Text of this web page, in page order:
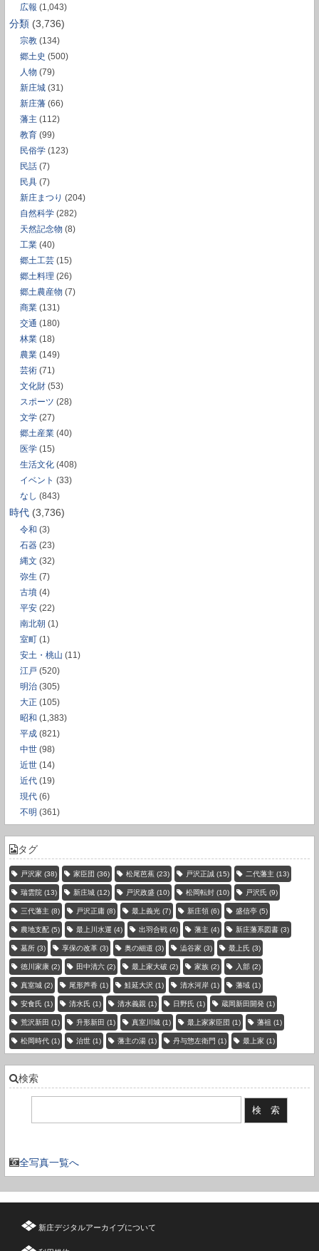
広報 (1,043)
分類 (3,736)
宗教 (134)
郷土史 (500)
人物 (79)
新庄城 (31)
新庄藩 (66)
藩主 (112)
教育 (99)
民俗学 (123)
民話 (7)
民具 (7)
新庄まつり (204)
自然科学 (282)
天然記念物 (8)
工業 (40)
郷土工芸 (15)
郷土料理 (26)
郷土農産物 (7)
商業 (131)
交通 (180)
林業 (18)
農業 (149)
芸術 (71)
文化財 (53)
スポーツ (28)
文学 (27)
郷土産業 (40)
医学 (15)
生活文化 (408)
イベント (33)
なし (843)
時代 (3,736)
令和 (3)
石器 (23)
縄文 (32)
弥生 (7)
古墳 (4)
平安 (22)
南北朝 (1)
室町 (1)
安土・桃山 (11)
江戸 (520)
明治 (305)
大正 (105)
昭和 (1,383)
平成 (821)
中世 (98)
近世 (14)
近代 (19)
現代 (6)
不明 (361)
タグ
戸沢家 (38) 家臣団 (36) 松尾芭蕉 (23) 戸沢正誠 (15) 二代藩主 (13)
瑞雲院 (13) 新庄城 (12) 戸沢政盛 (10) 松岡転封 (10) 戸沢氏 (9)
三代藩主 (8) 戸沢正庸 (8) 最上義光 (7) 新庄領 (6) 盛信亭 (5)
農地支配 (5) 最上川水運 (4) 出羽合戦 (4) 藩主 (4) 新庄藩系図書 (3)
墓所 (3) 享保の改革 (3) 奥の細道 (3) 澁谷家 (3) 最上氏 (3)
徳川家康 (2) 田中清六 (2) 最上家大破 (2) 家族 (2) 入部 (2)
真室城 (2) 尾形芦香 (1) 鮭延大沢 (1) 清水河岸 (1) 藩域 (1)
安食氏 (1) 清水氏 (1) 清水義親 (1) 日野氏 (1) 蔵岡新田開発 (1)
荒沢新田 (1) 升形新田 (1) 真室川城 (1) 最上家家臣団 (1) 藩祖 (1)
松岡時代 (1) 治世 (1) 藩主の湯 (1) 丹与惣左衛門 (1) 最上家 (1)
検索
全写真一覧へ
新庄デジタルアーカイブについて